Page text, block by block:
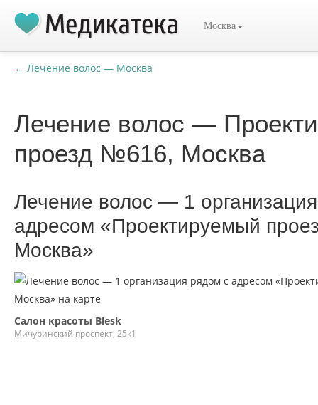
Москва
← Лечение волос — Москва
Лечение волос —
проезд №616, Москва
Лечение волос — 1
адресом «Проектируемый
Москва»
Салон красоты Blesk
Мичуринский проспект, 25к1